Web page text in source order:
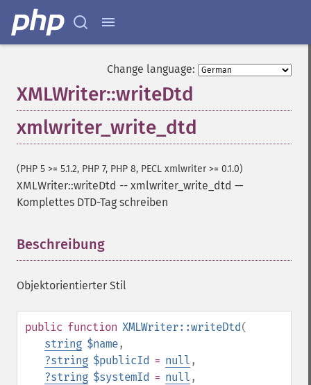
Change language:
XMLWriter::writeDtd
xmlwriter_write_dtd
(PHP 5 >= 5.1.2, PHP 7, PHP 8, PECL xmlwriter >= 0.1.0)
XMLWriter::writeDtd -- xmlwriter_write_dtd —
Komplettes DTD-Tag schreiben
Beschreibung
Objektorientierter Stil
public function XMLWriter::writeDtd(
string $name,
?string $publicId = null ,
?string $systemId = null ,